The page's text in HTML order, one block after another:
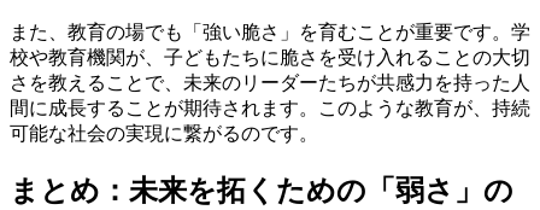
また、教育の場でも「強い脆さ」を育むことが重要です。学
校や教育機関が、子どもたちに脆さを受け入れることの大切
さを教えることで、未来のリーダーたちが共感力を持った人
間に成長することが期待されます。このような教育が、持続
可能な社会の実現に繋がるのです。
まとめ：未来を拓くための「弱さ」の